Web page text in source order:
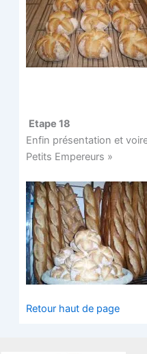
Etape 18
Enfin pré­sen­ta­tion et
Petits Empereurs »
Retour haut de page